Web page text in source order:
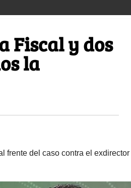
Fiscal y dos
la
frente del caso contra el exdirector